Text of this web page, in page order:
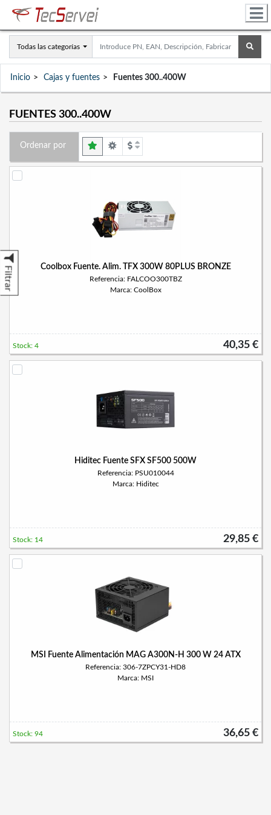
Todas las categorías
Inicio Cajas y fuentes Fuentes 300..400W
FUENTES 300..400W
Filtrar
Ordenar por
Coolbox Fuente. Alim. TFX 300W 80PLUS BRONZE
Referencia: FALCOO300TBZ
Marca: CoolBox
40,35 €
Stock: 4
Hiditec Fuente SFX SF500 500W
Referencia: PSU010044
Marca: Hiditec
29,85 €
Stock: 14
MSI Fuente Alimentación MAG A300N-H 300 W 24 ATX
Referencia: 306-7ZPCY31-HD8
Marca: MSI
36,65 €
Stock: 94